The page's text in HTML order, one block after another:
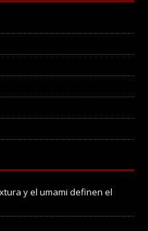
y el umami definen el